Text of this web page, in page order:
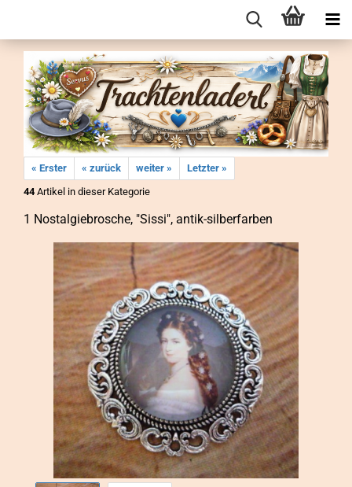
« Erster « zurück weiter »
Letzter »
44Artikel in dieser Kategorie
1 Nost­al­gie­bro­sche, "Sissi", antik-​silberfarben